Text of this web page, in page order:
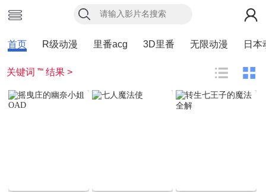
首页 R级动漫 里番acg 3D里番 无限动漫 日本
关键词 ”“ 结果 >